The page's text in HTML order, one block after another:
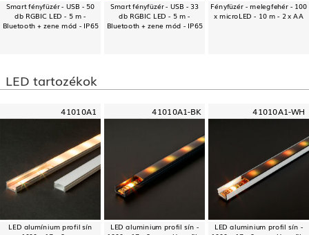
Smart fényfüzér - USB - 50
db RGBIC LED - 5 m -
Bluetooth + zene mód - IP65
Smart fényfüzér - USB - 33
db RGBIC LED - 5 m -
Bluetooth + zene mód - IP65
Fényfüzér - melegfehér - 100
x microLED - 10 m - 2 x AA
LED tartozékok
41010A1
LED alumínium profil sín
41010A1-BK
LED aluminium profil sín -
41010A1-WH
LED aluminium profil sín -